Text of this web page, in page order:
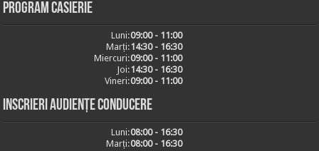
Program casierie
Luni:09:00 - 11:00
Marți:14:30 - 16:30
Miercuri:09:00 - 11:00
Joi:14:30 - 16:30
Vineri:09:00 - 11:00
Inscrieri audiențe conducere
Luni:08:00 - 16:30
Marți:08:00 - 16:30